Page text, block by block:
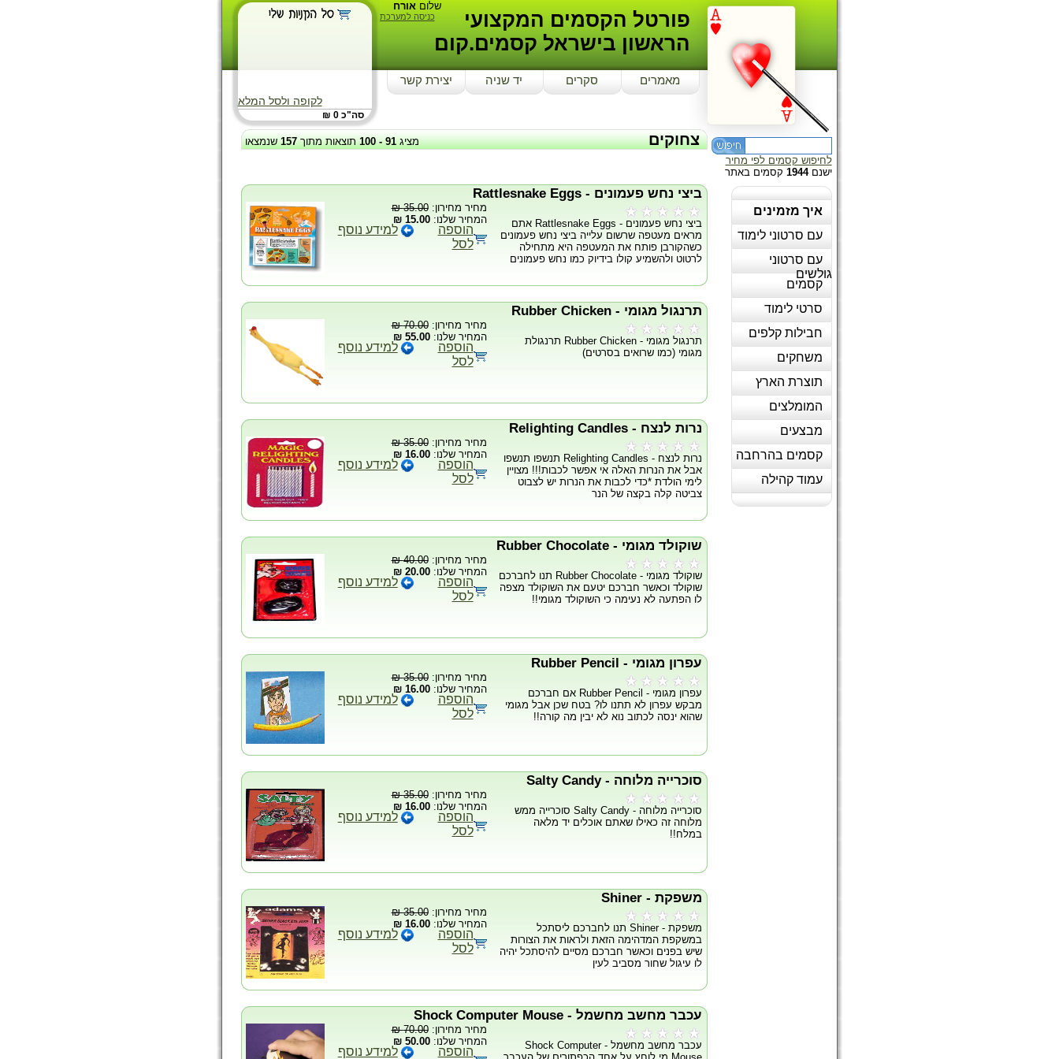
לקופה ולסל המלא
סה"כ 0 ₪
שלוםאורח
כניסה למערכת
פורטל הקסמים המקצועי
הראשון בישראל קסמים.קום
מאמרים סקרים יד שניה יצירת קשר
לחיפוש קסמים לפי מחיר
ישנם1944 קסמים באתר
איך מזמינים
עם סרטוני לימוד
עם סרטוני
גולשים
קסמים
סרטי לימוד
חבילות קלפים
משחקים
תוצרת הארץ
המומלצים
מבצעים
קסמים בהרחבה
עמוד קהילה
מציג91
-
100 תוצאות מתוך157שנמצאו צחוקים
ביצי נחש פעמונים - Rattlesnake Eggs
ביצי נחש פעמונים - Rattlesnake Eggs אתם
מראים מעטפה שרשום עלייה ביצי נחש פעמונים
כשהקורבן פותח את המעטפה היא מתחילה
לרטוט ולהשמיע קולו בידיוק כמו נחש פעמונים
מחיר מחירון:35.00 ₪
המחיר שלנו:15.00 ₪
הוספה
לסל
למידע נוסף
תרנגול מגומי - Rubber Chicken
תרנגול מגומי - Rubber Chicken תרנגולת
מגומי (כמו שרואים בסרטים)
מחיר מחירון:70.00 ₪
המחיר שלנו:55.00 ₪
הוספה
לסל
למידע נוסף
נרות לנצח - Relighting Candles
נרות לנצח - Relighting Candles תנשפו תנשפו
אבל את הנרות האלה אי אפשר לכבות!!! מצויין
לימי הולדת *כדי לכבות את הנרות יש לצבוט
צביטה קלה בקצה של הנר
מחיר מחירון:35.00 ₪
המחיר שלנו:16.00 ₪
הוספה
לסל
למידע נוסף
שוקולד מגומי - Rubber Chocolate
שוקולד מגומי - Rubber Chocolate תנו לחברכם
שוקולד וכאשר חברכם יטעם את השוקולד מצפה
לו הפתעה לא נעימה כי השוקולד מגומי!!
מחיר מחירון:40.00 ₪
המחיר שלנו:20.00 ₪
הוספה
לסל
למידע נוסף
עפרון מגומי - Rubber Pencil
עפרון מגומי - Rubber Pencil אם חברכם
מבקש עפרון לא תתנו לו? בטח שכן אבל מגומי
שהוא ינסה לכתוב נוא לא יבין מה קורה!!
מחיר מחירון:35.00 ₪
המחיר שלנו:16.00 ₪
הוספה
לסל
למידע נוסף
סוכרייה מלוחה - Salty Candy
סוכרייה מלוחה - Salty Candy סוכרייה ממש
מלוחה זה כאילו שאתם אוכלים יד מלאה
במלח!!
מחיר מחירון:35.00 ₪
המחיר שלנו:16.00 ₪
הוספה
לסל
למידע נוסף
משפקת - Shiner
משפקת - Shiner תנו לחברכם ליסתכל
במשקפת המדהימה הזאת ולראות את הצורות
שיש בפנים וכאשר חברכם מסיים להיסתכל יהיה
לו עיגול שחור מסביב לעין
מחיר מחירון:35.00 ₪
המחיר שלנו:16.00 ₪
הוספה
לסל
למידע נוסף
עכבר מחשב מחשמל - Shock Computer Mouse
עכבר מחשב מחשמל - Shock Computer
מחיר מחירון:70.00 ₪
המחיר שלנו:50.00 ₪
הוספה למידע נוסף